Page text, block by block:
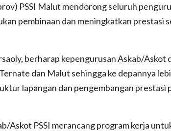
PSSI Malut mendorong seluruh
pembinaan dan meningkatkan prestasi
berharap kepengurusan Askab/Askot
dan Malut sehingga ke depannya
lapangan dan pengembangan prestasi
Askot PSSI merancang program kerja